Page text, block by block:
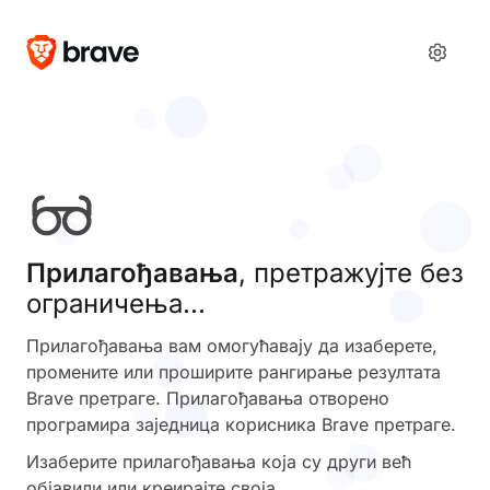
Прилагођавања, претражујте без
ограничења...
Прилагођавања вам омогућавају да изаберете,
промените или проширите рангирање резултата
Brave претраге. Прилагођавања отворено
програмира заједница корисника Brave претраге.
Изаберите прилагођавања која су други већ